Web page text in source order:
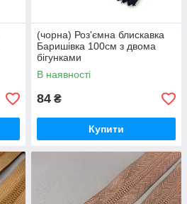
(чорна) Роз'ємна блискавка
Баришівка 100см з двома
бігунками
В наявності
84 ₴
Купити